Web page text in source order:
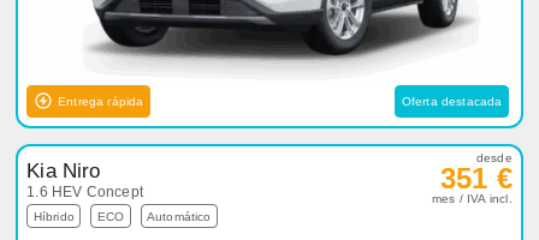
Entrega rápida Oferta destacada
Kia Niro
1.6 HEV Concept
Híbrido ECO Automático
desde
351 €
mes / IVA incl.